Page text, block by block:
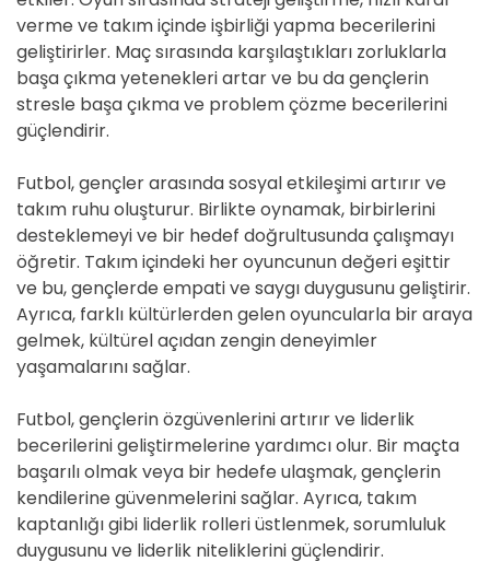
verme ve takım içinde işbirliği yapma becerilerini
geliştirirler. Maç sırasında karşılaştıkları zorluklarla
başa çıkma yetenekleri artar ve bu da gençlerin
stresle başa çıkma ve problem çözme becerilerini
güçlendirir.
Futbol, gençler arasında sosyal etkileşimi artırır ve
takım ruhu oluşturur. Birlikte oynamak, birbirlerini
desteklemeyi ve bir hedef doğrultusunda çalışmayı
öğretir. Takım içindeki her oyuncunun değeri eşittir
ve bu, gençlerde empati ve saygı duygusunu geliştirir.
Ayrıca, farklı kültürlerden gelen oyuncularla bir araya
gelmek, kültürel açıdan zengin deneyimler
yaşamalarını sağlar.
Futbol, gençlerin özgüvenlerini artırır ve liderlik
becerilerini geliştirmelerine yardımcı olur. Bir maçta
başarılı olmak veya bir hedefe ulaşmak, gençlerin
kendilerine güvenmelerini sağlar. Ayrıca, takım
kaptanlığı gibi liderlik rolleri üstlenmek, sorumluluk
duygusunu ve liderlik niteliklerini güçlendirir.